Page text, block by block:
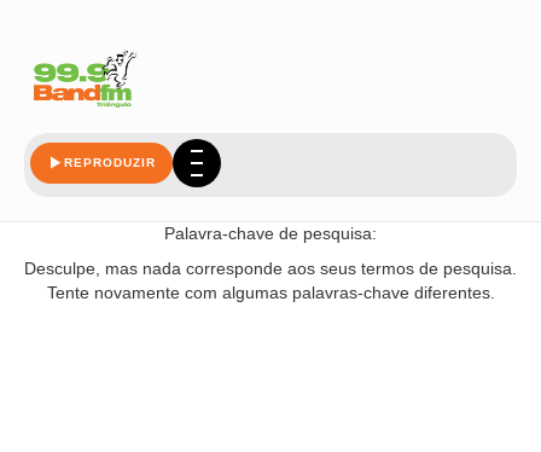
REPRODUZIR
Nada encontrado!
Palavra-chave de pesquisa:
Desculpe, mas nada corresponde aos seus termos de pesquisa.
Tente novamente com algumas palavras-chave diferentes.